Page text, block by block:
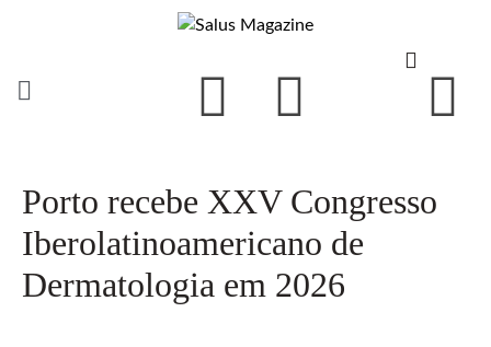
Porto recebe XXV Congresso
Iberolatinoamericano de
Dermatologia em 2026